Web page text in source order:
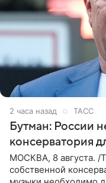
2 часа назад ТАСС
Бутман: России
консерватория
МОСКВА, 8 августа. /
собственной